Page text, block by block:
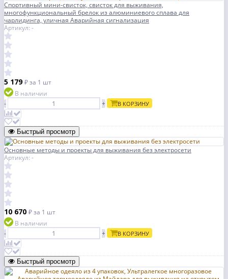
Спортивный мини-свисток, свисток для выживания,
многофункциональный брелок из алюминиевого сплава для
чарлидинга, уличная Аварийная сигнализация
Артикул: -
5 179₽за 1 шт
В наличии
-
+ В КОРЗИНУ
Быстрый просмотр
Основные методы и проекты для выживания без электросети
Артикул: -
10 670 ₽за 1 шт
В наличии
-
+ В КОРЗИНУ
Быстрый просмотр